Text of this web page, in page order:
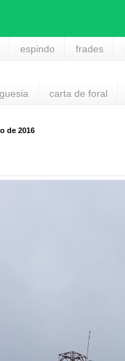
espindo frades
carta de foral
de 2016